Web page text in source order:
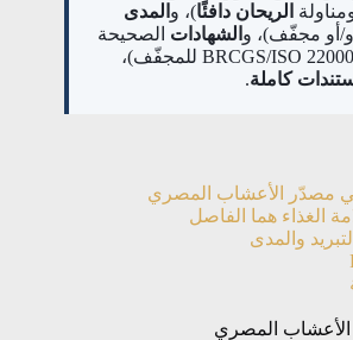
الريحان دافئًا)، و المدى
و/أو مجفّف)، و الشهادات الصحيحة
(GLOBALG.A.P.؛ BRCGS/ISO 22000 للمجفّف)،
كاملة.
مصدّر الأعشاب المصري
الغذاء هما الفاصل
والمدى
المصري